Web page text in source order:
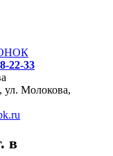
22-33
ул. Молокова,
в